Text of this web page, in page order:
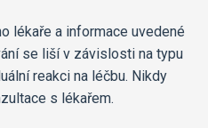
lékaře a informace uvedené
se liší v závislosti na typu
reakci na léčbu. Nikdy
s lékařem.